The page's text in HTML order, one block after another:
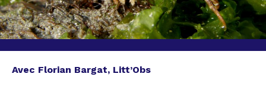
Avec Florian Bargat, Litt’Obs